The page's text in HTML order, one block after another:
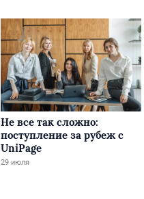
Не все так сложно:
поступление за рубеж с
UniPage
29 июля